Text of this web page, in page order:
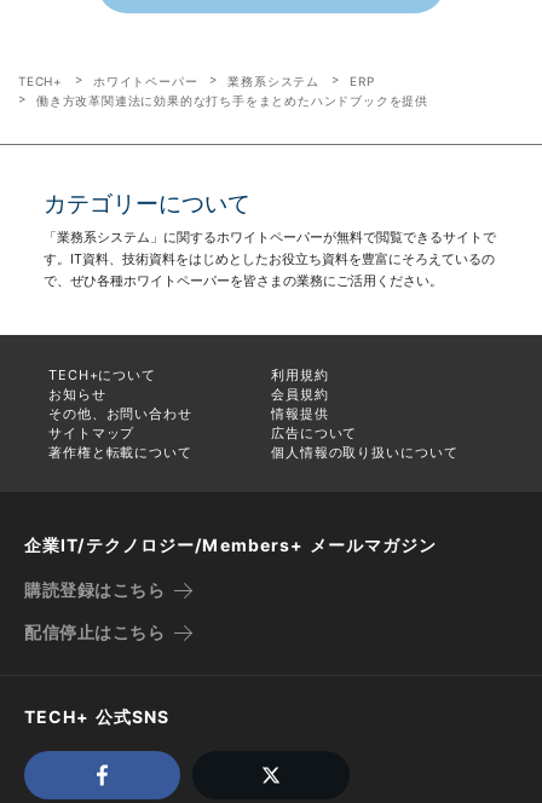
TECH+ ホワイトペーパー 業務系システム
ERP
働き方改革関連法に効果的な打ち手をまとめたハンドブックを提供
カテゴリーについて
「業務系システム」に関するホワイトペーパーが無料で閲覧できるサイトで
す。IT資料、技術資料をはじめとしたお役立ち資料を豊富にそろえているの
で、ぜひ各種ホワイトペーパーを皆さまの業務にご活用ください。
TECH+について
利用規約
お知らせ
会員規約
その他、お問い合わせ
情報提供
サイトマップ
広告について
著作権と転載について
個人情報の取り扱いについて
企業IT/テクノロジー/Members+ メールマガジン
購読登録はこちら
配信停止はこちら
TECH+ 公式SNS